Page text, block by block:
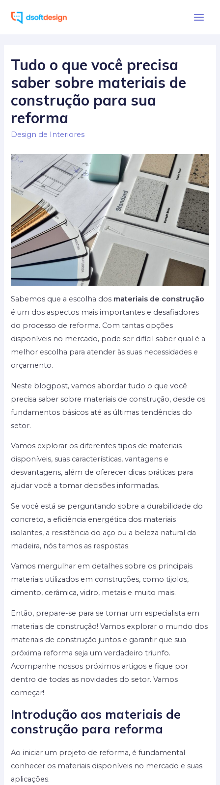
para
Tudo o que você precisa
saber sobre materiais de
construção para sua
reforma
Design de Interiores
Sabemos que a escolha dos materiais de construção
é um dos aspectos mais importantes e desafiadores
do processo de reforma. Com tantas opções
disponíveis no mercado, pode ser difícil saber qual é a
melhor escolha para atender às suas necessidades e
orçamento.
Neste blogpost, vamos abordar tudo o que você
precisa saber sobre materiais de construção, desde os
fundamentos básicos até as últimas tendências do
setor.
Vamos explorar os diferentes tipos de materiais
disponíveis, suas características, vantagens e
desvantagens, além de oferecer dicas práticas para
ajudar você a tomar decisões informadas.
Se você está se perguntando sobre a durabilidade do
concreto, a eficiência energética dos materiais
isolantes, a resistência do aço ou a beleza natural da
madeira, nós temos as respostas.
Vamos mergulhar em detalhes sobre os principais
materiais utilizados em construções, como tijolos,
cimento, cerâmica, vidro, metais e muito mais.
Então, prepare-se para se tornar um especialista em
materiais de construção! Vamos explorar o mundo dos
materiais de construção juntos e garantir que sua
próxima reforma seja um verdadeiro triunfo.
Acompanhe nossos próximos artigos e fique por
dentro de todas as novidades do setor. Vamos
começar!
Introdução aos materiais de
construção para reforma
Ao iniciar um projeto de reforma, é fundamental
conhecer os materiais disponíveis no mercado e suas
aplicações.